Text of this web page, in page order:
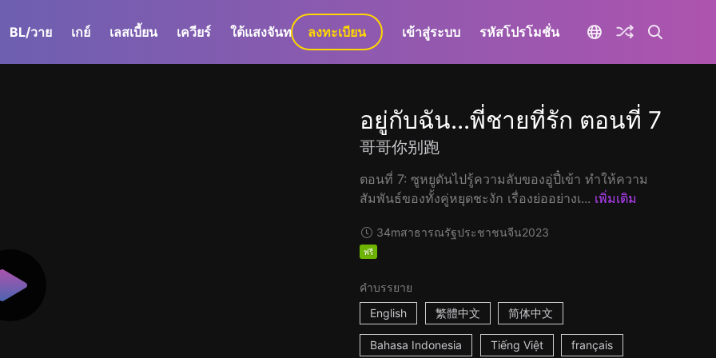
BL/วาย เกย์ เลสเบี้ยน เควียร์ ใต้แสงจันทร์ GaLa+
ลงทะเบียน เข้าสู่ระบบ รหัสโปรโมชั่น
อยู่กับฉัน...พี่ชายที่รัก ตอนที่ 7
哥哥你别跑
ตอนที่ 7: ซูหยูดันไปรู้ความลับของอู่ปี๋เข้า ทำให้ความ
สัมพันธ์ของทั้งคู่หยุดชะงัก เรื่องย่ออย่างเ... เพิ่มเติม
34mสาธารณรัฐประชาชนจีน2023
ฟรี
คำบรรยาย
English
繁體中文 简体中文
Bahasa Indonesia Tiếng Việt français